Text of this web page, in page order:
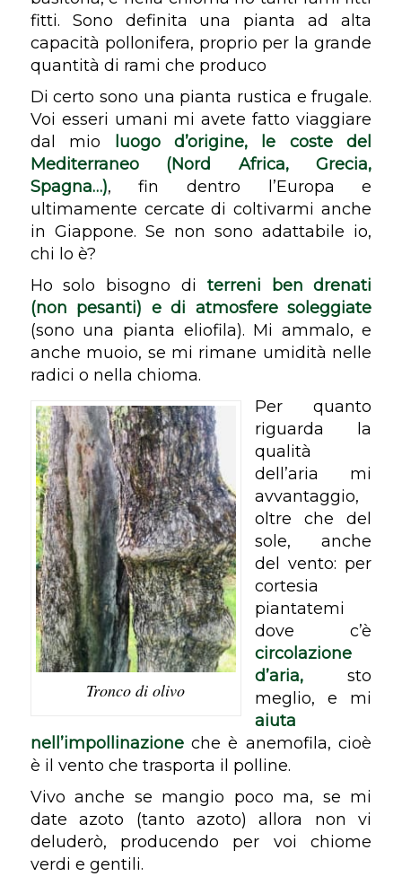
fitti. Sono definita una pianta ad alta
capacità pollonifera, proprio per la grande
quantità di rami che produco
Di certo sono una pianta rustica e frugale.
Voi esseri umani mi avete fatto viaggiare
dal mio luogo d’origine, le coste del
Mediterraneo (Nord Africa, Grecia,
Spagna…), fin dentro l’Europa e
ultimamente cercate di coltivarmi anche
in Giappone. Se non sono adattabile io,
chi lo è?
Ho solo bisogno di terreni ben drenati
(non pesanti) e di atmosfere soleggiate
(sono una pianta eliofila). Mi ammalo, e
anche muoio, se mi rimane umidità nelle
radici o nella chioma.
Tronco di olivo
Per quanto
riguarda la
qualità
dell’aria mi
avvantaggio,
oltre che del
sole, anche
del vento: per
cortesia
piantatemi
dove c’è
circolazione
d’aria,sto
meglio, e mi
aiuta
nell’impollinazioneche è anemofila, cioè
è il vento che trasporta il polline.
Vivo anche se mangio poco ma, se mi
date azoto (tanto azoto) allora non vi
deluderò, producendo per voi chiome
verdi e gentili.